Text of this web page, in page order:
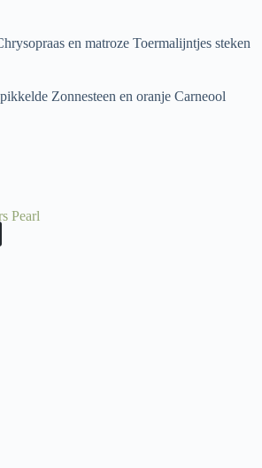
en matroze Toermalijntjes steken
Zonnesteen en oranje Carneool